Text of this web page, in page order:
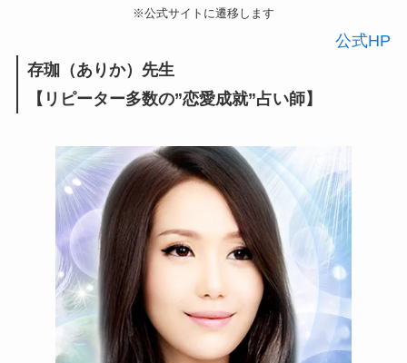
※公式サイトに遷移します
公式HP
存珈（ありか）先生
【リピーター多数の”恋愛成就”占い師】